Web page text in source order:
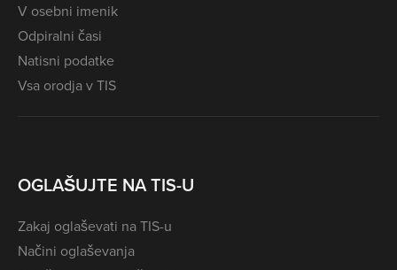
V osebni imenik
Odpiralni časi
Natisni podatke
Vsa orodja v TIS
OGLAŠUJTE NA TIS-U
Zakaj oglaševati na TIS-u
Načini oglaševanja